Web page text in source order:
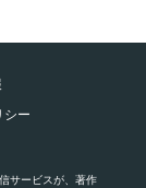
シー
サービスが、著作